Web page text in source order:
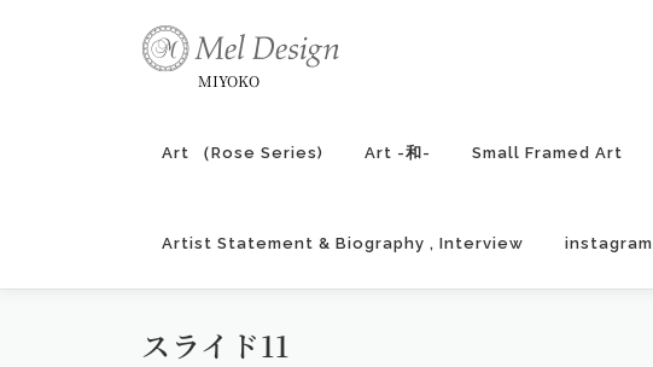
プ
MIYOKO
Art （Rose Series) Art -和- Small Framed Art
Artist Statement & Biography , Interview instagram
スライド11